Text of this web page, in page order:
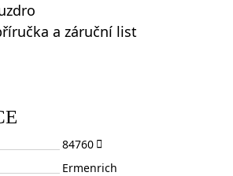
a záruční list
84760
Ermenrich